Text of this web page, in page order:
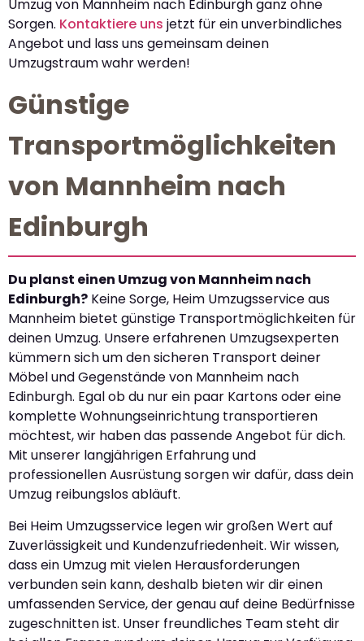
Umzug von Mannheim nach Edinburgh ganz ohne
Sorgen. Kontaktiere uns jetzt für ein unverbindliches
Angebot und lass uns gemeinsam deinen
Umzugstraum wahr werden!
Günstige
Transportmöglichkeiten
von Mannheim nach
Edinburgh
Du planst einen Umzug von Mannheim nach
Edinburgh? Keine Sorge, Heim Umzugsservice aus
Mannheim bietet günstige Transportmöglichkeiten für
deinen Umzug. Unsere erfahrenen Umzugsexperten
kümmern sich um den sicheren Transport deiner
Möbel und Gegenstände von Mannheim nach
Edinburgh. Egal ob du nur ein paar Kartons oder eine
komplette Wohnungseinrichtung transportieren
möchtest, wir haben das passende Angebot für dich.
Mit unserer langjährigen Erfahrung und
professionellen Ausrüstung sorgen wir dafür, dass dein
Umzug reibungslos abläuft.
Bei Heim Umzugsservice legen wir großen Wert auf
Zuverlässigkeit und Kundenzufriedenheit. Wir wissen,
dass ein Umzug mit vielen Herausforderungen
verbunden sein kann, deshalb bieten wir dir einen
umfassenden Service, der genau auf deine Bedürfnisse
zugeschnitten ist. Unser freundliches Team steht dir